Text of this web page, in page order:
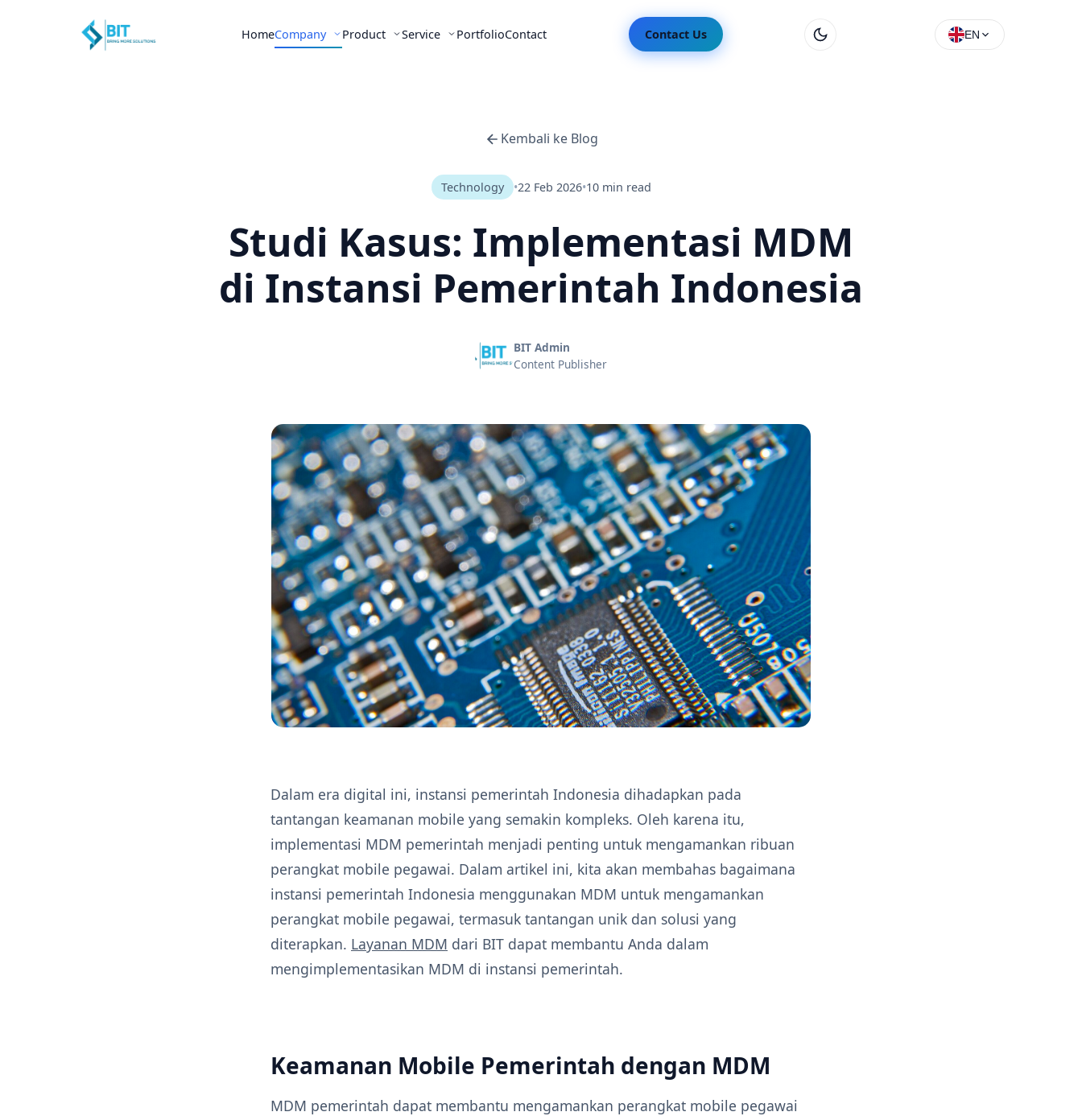
HomeCompany Product Service PortfolioContact Contact Us EN
Kembali ke Blog
Technology •22 Feb 2026•10 min read
Studi Kasus: Implementasi MDM
di Instansi Pemerintah Indonesia
BIT Admin
Content Publisher
Dalam era digital ini, instansi pemerintah Indonesia dihadapkan pada
tantangan keamanan mobile yang semakin kompleks. Oleh karena itu,
implementasi MDM pemerintah menjadi penting untuk mengamankan ribuan
perangkat mobile pegawai. Dalam artikel ini, kita akan membahas bagaimana
instansi pemerintah Indonesia menggunakan MDM untuk mengamankan
perangkat mobile pegawai, termasuk tantangan unik dan solusi yang
diterapkan. Layanan MDM dari BIT dapat membantu Anda dalam
mengimplementasikan MDM di instansi pemerintah.
Keamanan Mobile Pemerintah dengan MDM
MDM pemerintah dapat membantu mengamankan perangkat mobile pegawai